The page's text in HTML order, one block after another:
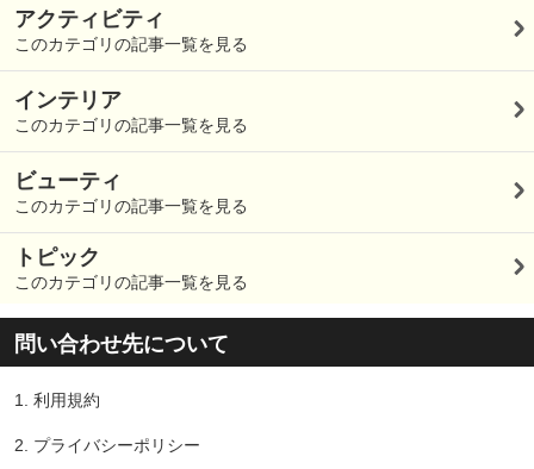
アクティビティ
このカテゴリの記事一覧を見る
インテリア
このカテゴリの記事一覧を見る
ビューティ
このカテゴリの記事一覧を見る
トピック
このカテゴリの記事一覧を見る
問い合わせ先について
1. 利用規約
2. プライバシーポリシー